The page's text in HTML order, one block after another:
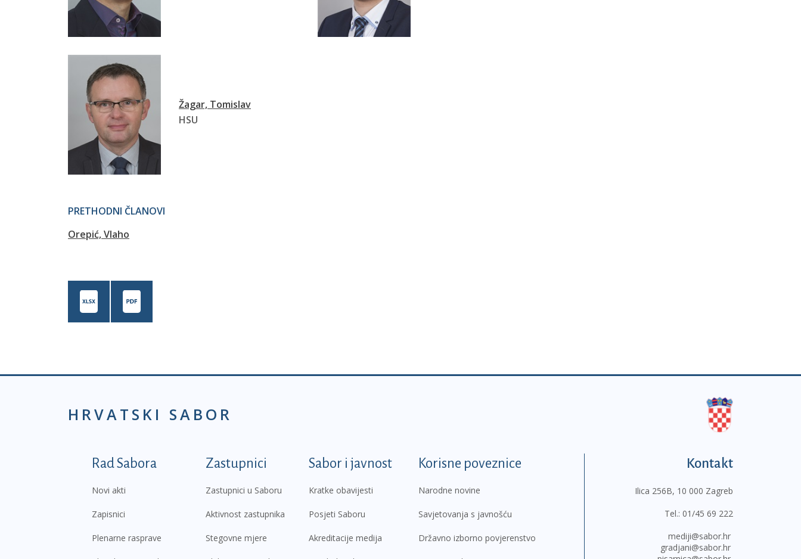
Žagar, Tomislav
HSU
PRETHODNI ČLANOVI
Orepić, Vlaho
HRVATSKI SABOR
Podnožje prvi izbornik
Rad Sabora
Novi akti
Zapisnici
Plenarne rasprave
Zastupnici
Zastupnici u Saboru
Aktivnost zastupnika
Stegovne mjere
Sabor i javnost
Kratke obavijesti
Posjeti Saboru
Akreditacije medija
Korisne poveznice
Narodne novine
Savjetovanja s javnošću
Državno izborno povjerenstvo
Kontakt
Ilica 256B, 10 000 Zagreb
Tel.: 01/45 69 222
mediji@sabor.hr
gradjani@sabor.hr